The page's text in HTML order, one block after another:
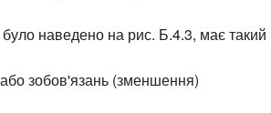
було наведено на рис. Б.4.3, має такий
зобов'язань (зменшення)